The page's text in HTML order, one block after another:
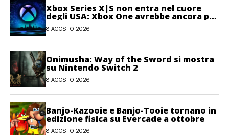
Xbox Series X|S non entra nel cuore
degli USA: Xbox One avrebbe ancora più
giocatori attivi
8 AGOSTO 2026
Onimusha: Way of the Sword si mostra
su Nintendo Switch 2
8 AGOSTO 2026
Banjo-Kazooie e Banjo-Tooie tornano in
edizione fisica su Evercade a ottobre
8 AGOSTO 2026